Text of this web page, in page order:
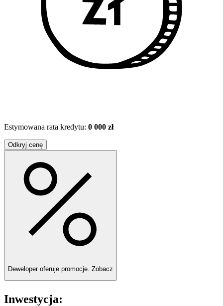
Estymowana rata kredytu: 0 000 zł
Odkryj cenę
Deweloper oferuje promocje. Zobacz
Inwestycja: